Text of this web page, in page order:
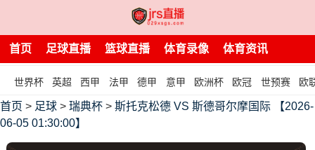
首页 足球直播 篮球直播 体育录像 体育资讯
世界杯 英超 西甲 法甲 德甲 意甲 欧洲杯 欧冠 世预赛 欧
首页 > 足球 > 瑞典杯 > 斯托克松德 VS 斯德哥尔摩国际 【2026-
06-05 01:30:00】